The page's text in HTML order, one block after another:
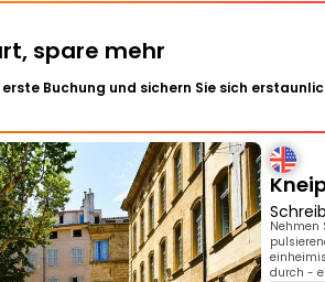
spare mehr
erste Buchung und sichern Sie sich
Nehmen
durch -